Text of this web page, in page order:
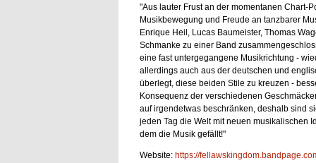
"Aus lauter Frust an der momentanen Chart-
Musikbewegung und Freude an tanzbarer
Enrique Heil, Lucas Baumeister, Thomas
Schmanke zu einer Band
eine fast untergegangene Musikrichtung -
allerdings auch aus der deutschen und
überlegt, diese beiden Stile zu kreuzen -
Konsequenz der verschiedenen
auf irgendetwas beschränken, deshalb sind
jeden Tag die Welt mit neuen musikalischen
dem die Musik gefällt!"
Website: https://